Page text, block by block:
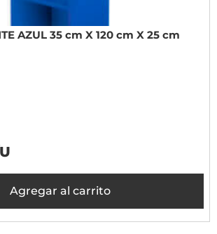
AZUL 35 cm X 120 cm X 25 cm
Agregar al carrito